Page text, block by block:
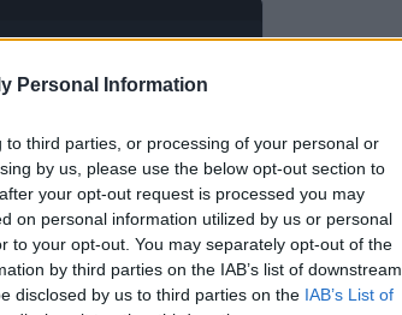
Personal Information
third parties, or processing of your personal or
by us, please use the below opt-out section to
your opt-out request is processed you may
on personal information utilized by us or personal
to your opt-out. You may separately opt-out of the
by third parties on the IAB’s list of downstream
disclosed by us to third parties on the IAB’s List of
la rete FiberCop e la sua